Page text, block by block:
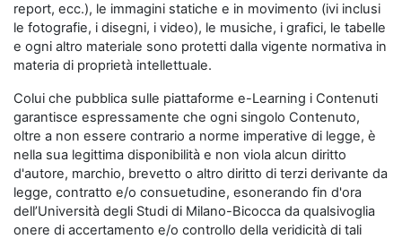
report, ecc.), le immagini statiche e in movimento (ivi inclusi
le fotografie, i disegni, i video), le musiche, i grafici, le tabelle
e ogni altro materiale sono protetti dalla vigente normativa in
materia di proprietà intellettuale.
Colui che pubblica sulle piattaforme e-Learning i Contenuti
garantisce espressamente che ogni singolo Contenuto,
oltre a non essere contrario a norme imperative di legge, è
nella sua legittima disponibilità e non viola alcun diritto
d'autore, marchio, brevetto o altro diritto di terzi derivante da
legge, contratto e/o consuetudine, esonerando fin d'ora
dell’Università degli Studi di Milano-Bicocca da qualsivoglia
onere di accertamento e/o controllo della veridicità di tali